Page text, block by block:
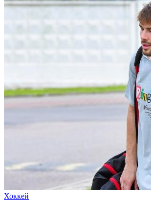
Хоккей